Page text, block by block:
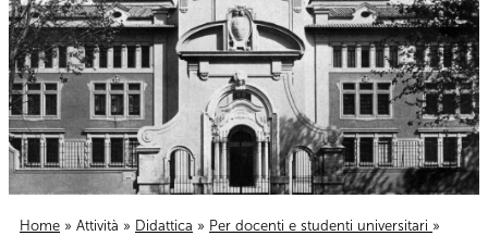
Home » Attività » Didattica » Per docenti e studenti universitari »